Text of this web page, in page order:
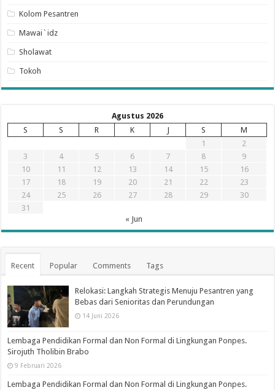
Kolom Pesantren
Mawai`idz
Sholawat
Tokoh
Agustus 2026
S
S R K J S
M
1
2
3
4 5 6 7 8
9
10
11 12 13 14 15
16
17
18 19 20 21 22
23
24
25 26 27 28 29
30
31
« Jun
Recent Popular Comments Tags
Relokasi: Langkah Strategis Menuju Pesantren yang
Bebas dari Senioritas dan Perundungan
14 Juni 2026
Lembaga Pendidikan Formal dan Non Formal di Lingkungan Ponpes.
Sirojuth Tholibin Brabo
9 Februari 2026
Lembaga Pendidikan Formal dan Non Formal di Lingkungan Ponpes.